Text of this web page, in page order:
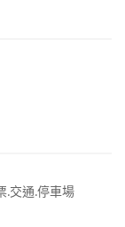
.交通.停車場